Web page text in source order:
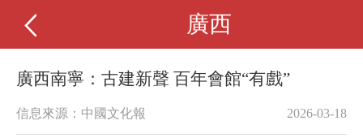
廣西
廣西南寧：古建新聲 百年會館“有戲”
信息來源：中國文化報 2026-03-18